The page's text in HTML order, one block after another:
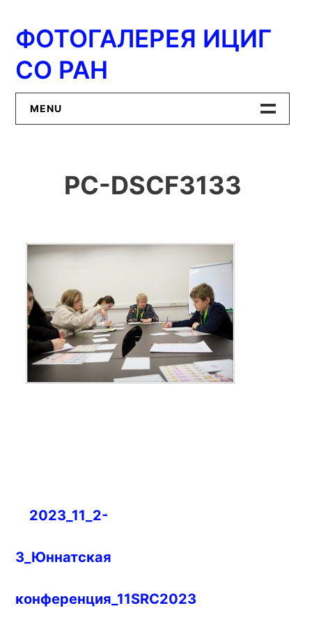
содержимому
ФОТОГАЛЕРЕЯ ИЦИГ
СО РАН
MENU
ИЦиГ СО РАН
PC-DSCF3133
Навигация
записям
2023_11_2-
3_Юннатская
конференция_11SRC2023